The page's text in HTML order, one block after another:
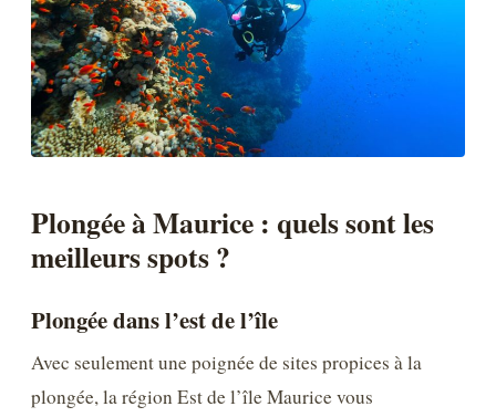
Plongée à Maurice : quels sont les
meilleurs spots ?
Plongée dans l’est de l’île
Avec seulement une poignée de sites propices à la
plongée, la région Est de l’île Maurice vous